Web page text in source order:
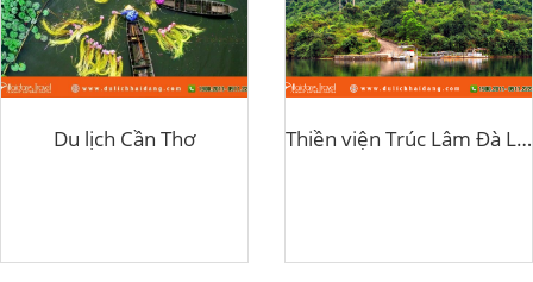
Du lịch Cần Thơ Thiền viện Trúc Lâm Đà Lạt